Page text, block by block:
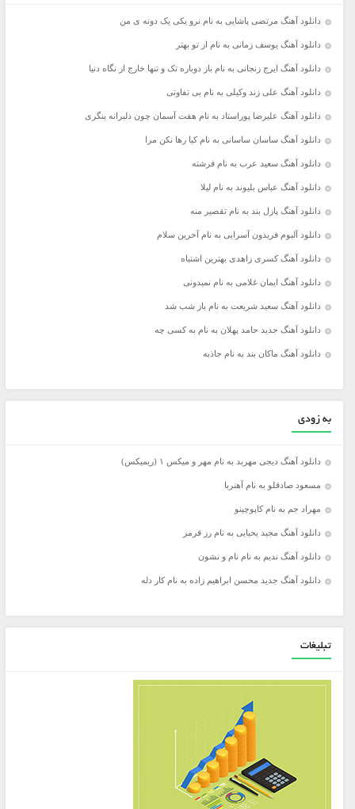
دانلود آهنگ مرتضی پاشایی به نام نرو یکی یک دونه ی من
دانلود آهنگ یوسف زمانی به نام از تو بهتر
دانلود آهنگ ایرج زنجانی به نام باز دوباره تک و تنها خارج از نگاه دنیا
دانلود آهنگ علی زند وکیلی به نام بی تفاوتی
دانلود آهنگ علیرضا پوراستاد به نام هفت آسمان چون دلبرانه بنگری
دانلود آهنگ ساسان ساسانی به نام کیا رها نکن مرا
دانلود آهنگ سعید عرب به نام فرشته
دانلود آهنگ عباس بلیوند به نام لیلا
دانلود آهنگ پازل بند به نام تقصیر منه
دانلود آلبوم فریدون آسرایی به نام آخرین سلام
دانلود آهنگ کسری زاهدی بهترین اشتباه
دانلود آهنگ ایمان غلامی به نام نمیدونی
دانلود آهنگ سعید شریعت به نام باز شب شد
دانلود آهنگ جدید حامد پهلان به نام به کسی چه
دانلود آهنگ ماکان بند به نام جاذبه
به زودی
دانلود آهنگ دیجی مهربد به نام مهر و میکس ۱ (ریمیکس)
مسعود صادقلو به نام آهنربا
مهراد جم به نام کاپوچینو
دانلود آهنگ مجید یحیایی به نام رز قرمز
دانلود آهنگ ندیم به نام نام و نشون
دانلود آهنگ جدید محسن ابراهیم زاده به نام کار دله
تبلیغات